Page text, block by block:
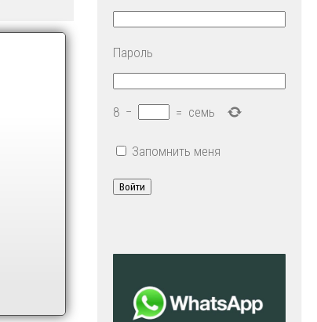
Пароль
8 − = семь
Запомнить меня
Войти